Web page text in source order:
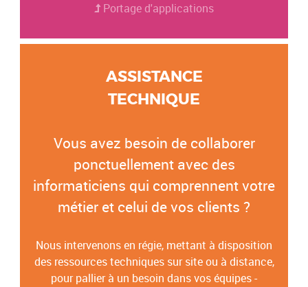
Portage d'applications
ASSISTANCE
TECHNIQUE
Vous avez besoin de collaborer
ponctuellement avec des
informaticiens qui comprennent votre
métier et celui de vos clients ?
Nous intervenons en régie, mettant à disposition
des ressources techniques sur site ou à distance,
pour pallier à un besoin dans vos équipes -